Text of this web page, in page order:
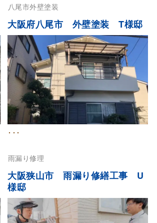
八尾市外壁塗装
大阪府八尾市 外壁塗装 T様邸
･･･
雨漏り修理
大阪狭山市 雨漏り修繕工事 U
様邸